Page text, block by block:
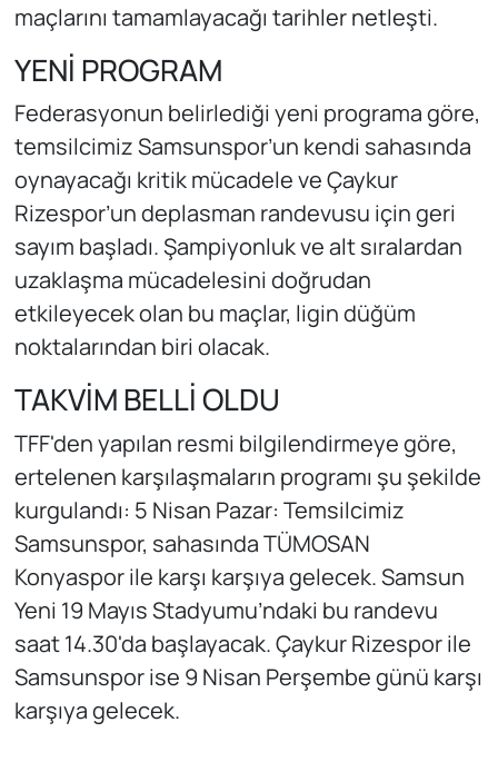
maçlarını tamamlayacağı tarihler netleşti.
YENİ PROGRAM
Federasyonun belirlediği yeni programa göre,
temsilcimiz Samsunspor’un kendi sahasında
oynayacağı kritik mücadele ve Çaykur
Rizespor’un deplasman randevusu için geri
sayım başladı. Şampiyonluk ve alt sıralardan
uzaklaşma mücadelesini doğrudan
etkileyecek olan bu maçlar, ligin düğüm
noktalarından biri olacak.
TAKVİM BELLİ OLDU
TFF'den yapılan resmi bilgilendirmeye göre,
ertelenen karşılaşmaların programı şu şekilde
kurgulandı: 5 Nisan Pazar: Temsilcimiz
Samsunspor, sahasında TÜMOSAN
Konyaspor ile karşı karşıya gelecek. Samsun
Yeni 19 Mayıs Stadyumu’ndaki bu randevu
saat 14.30'da başlayacak. Çaykur Rizespor ile
Samsunspor ise 9 Nisan Perşembe günü karşı
karşıya gelecek.